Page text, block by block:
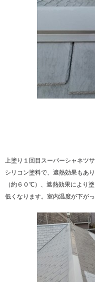
上塗り１回目スーパーシャネツ
シリコン塗料で、遮熱効果もあ
（約６０℃）、遮熱効果により
低くなります。室内温度が下が